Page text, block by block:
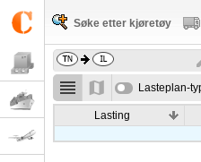
Søke etter kjøretøy
Lasteplan-
Lasting